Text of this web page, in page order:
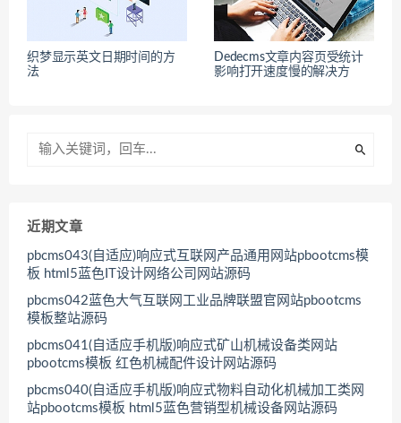
织梦显示英文日期时间的方
法
Dedecms文章内容页受统计
影响打开速度慢的解决方
近期文章
pbcms043(自适应)响应式互联网产品通用网站pbootcms模
板 html5蓝色IT设计网络公司网站源码
pbcms042蓝色大气互联网工业品牌联盟官网站pbootcms
模板整站源码
pbcms041(自适应手机版)响应式矿山机械设备类网站
pbootcms模板 红色机械配件设计网站源码
pbcms040(自适应手机版)响应式物料自动化机械加工类网
站pbootcms模板 html5蓝色营销型机械设备网站源码